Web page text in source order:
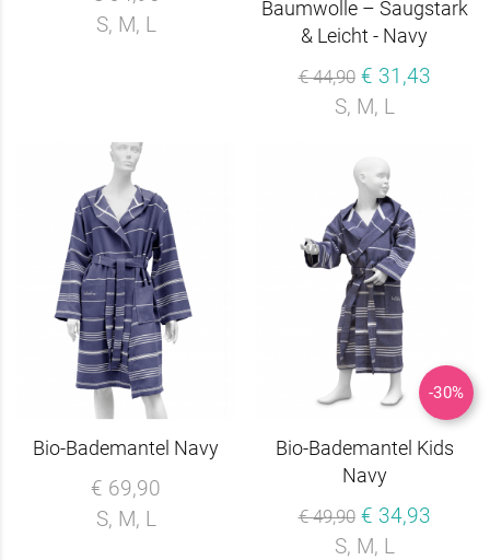
S, M, L
Baumwolle – Saugstark
& Leicht - Navy
€ 44,90 € 31,43
S, M, L
Bio-Bademantel Navy
€ 69,90
S, M, L
-30%
Bio-Bademantel Kids
Navy
€ 49,90 € 34,93
S, M, L